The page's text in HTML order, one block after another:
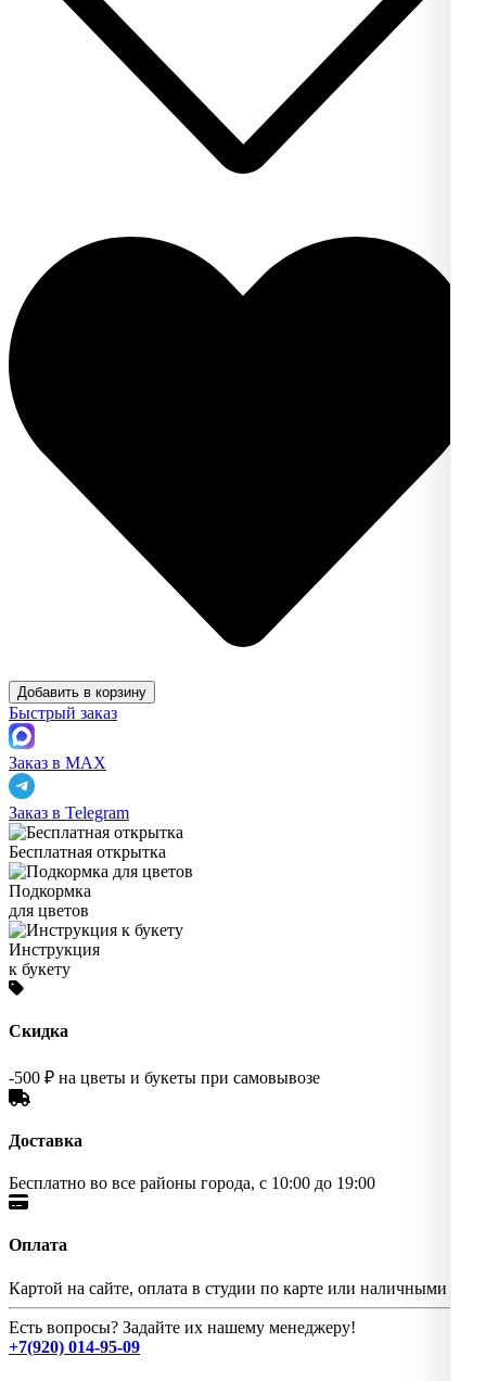
Добавить в корзину
Быстрый заказ
Заказ в MAX
Заказ в Telegram
Бесплатная открытка
Подкормка
для цветов
Инструкция
к букету
Скидка
-500 ₽ на цветы и букеты при самовывозе
Доставка
Бесплатно во все районы города, с 10:00 до 19:00
Оплата
Картой на сайте, оплата в студии по карте или наличными
Есть вопросы? Задайте их нашему менеджеру!
+7(920) 014-95-09